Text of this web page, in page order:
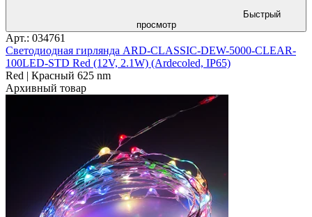
Быстрый
просмотр
Арт.: 034761
Светодиодная гирлянда ARD-CLASSIC-DEW-5000-CLEAR-
100LED-STD Red (12V, 2.1W) (Ardecoled, IP65)
Red | Красный 625 nm
Архивный товар